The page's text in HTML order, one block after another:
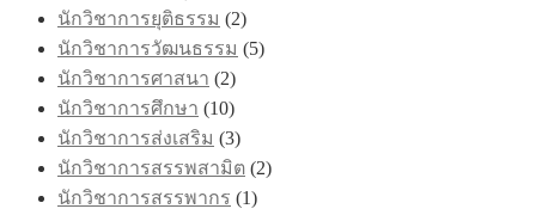
นักวิชาการยุติธรรม (2)
นักวิชาการวัฒนธรรม (5)
นักวิชาการศาสนา (2)
นักวิชาการศึกษา (10)
นักวิชาการส่งเสริม (3)
นักวิชาการสรรพสามิต (2)
นักวิชาการสรรพากร (1)